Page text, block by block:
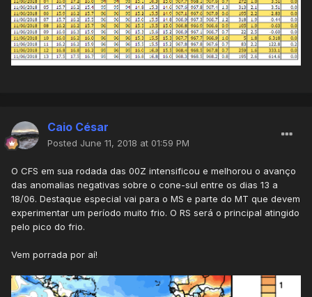
Caio César
Posted June 11, 2018 at 01:59 PM
O CFS em sua rodada das 00Z intensificou e melhorou o avanço
das anomalias negativas sobre o cone-sul entre os dias 13 a
18/06. Destaque especial vai para o MS e parte do MT que devem
experimentar um período muito frio. O RS será o principal atingido
pelo pico do frio.
Vem porrada por aí!